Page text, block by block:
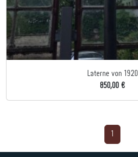
Laterne von 1920
850,00 €